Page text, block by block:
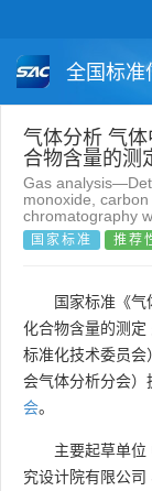
全国标准
国家标准
团体标准
国外标准
气体分析 气
合物含量的测
Gas
monoxide,
chromatography
国家标准 推荐
国家标准《
化合物含量的测定
标准化技术委员会
会气体分析分会）
会。
主要起草单位
究设计院有限公司